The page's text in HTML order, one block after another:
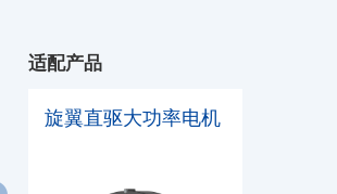
有深入的研究及产品应用；同时在混动驱动
适配产品
旋翼直驱大功率电机